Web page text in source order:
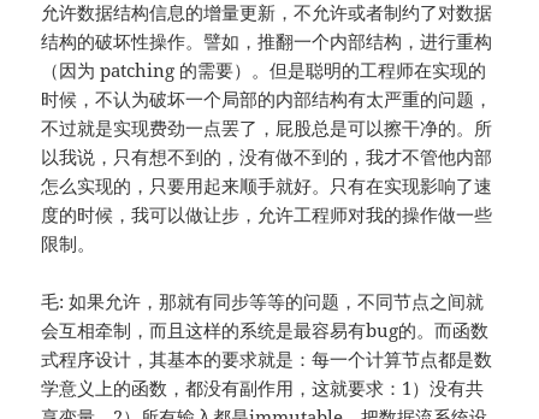
允许数据结构信息的增量更新，不允许或者制约了对数据
结构的破坏性操作。譬如，推翻一个内部结构，进行重构
（因为 patching 的需要）。但是聪明的工程师在实现的
时候，不认为破坏一个局部的内部结构有太严重的问题，
不过就是实现费劲一点罢了，屁股总是可以擦干净的。所
以我说，只有想不到的，没有做不到的，我才不管他内部
怎么实现的，只要用起来顺手就好。只有在实现影响了速
度的时候，我可以做让步，允许工程师对我的操作做一些
限制。
毛: 如果允许，那就有同步等等的问题，不同节点之间就
会互相牵制，而且这样的系统是最容易有bug的。而函数
式程序设计，其基本的要求就是：每一个计算节点都是数
学意义上的函数，都没有副作用，这就要求：1）没有共